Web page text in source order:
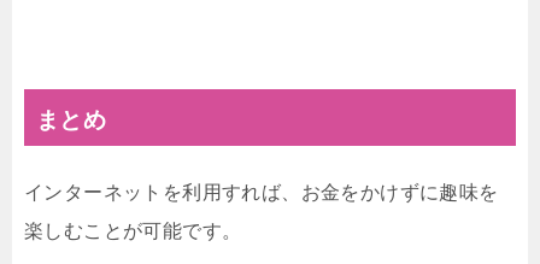
まとめ
インターネットを利用すれば、お金をかけずに趣味を
楽しむことが可能です。